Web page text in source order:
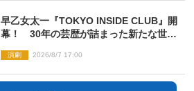
早乙女太一『TOKYO INSIDE CLUB』開
幕！ 30年の芸歴が詰まった新たな世界
演劇 2026/8/7 17:00